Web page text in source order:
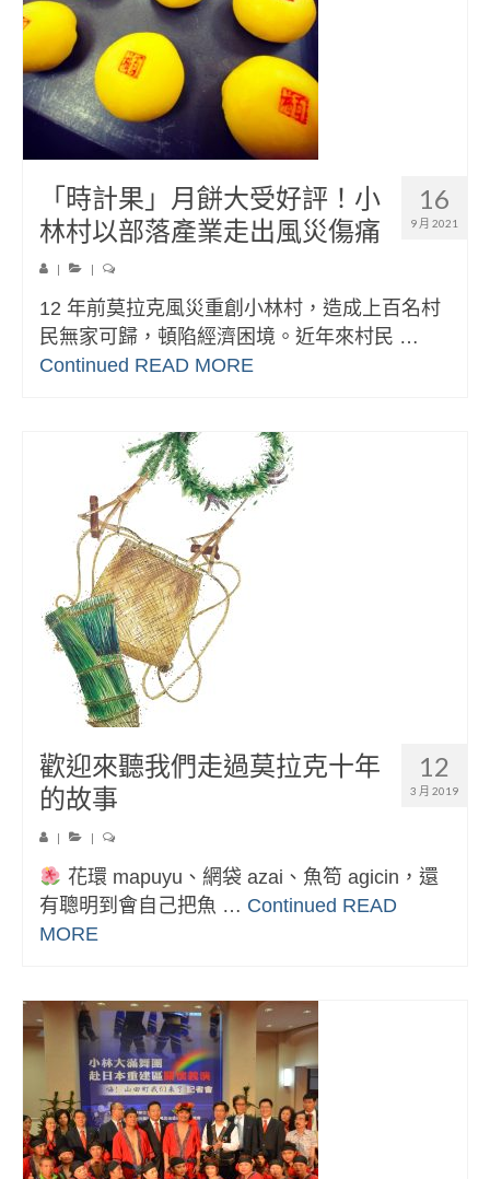
16
9 月 2021
「時計果」月餅大受好評！小
林村以部落產業走出風災傷痛
12 年前莫拉克風災重創小林村，造成上百名村
民無家可歸，頓陷經濟困境。近年來村民 …
Continued READ MORE
12
3 月 2019
歡迎來聽我們走過莫拉克十年
的故事
| |
花環 mapuyu、網袋 azai、魚笱 agicin，還
有聰明到會自己把魚 … Continued READ
MORE